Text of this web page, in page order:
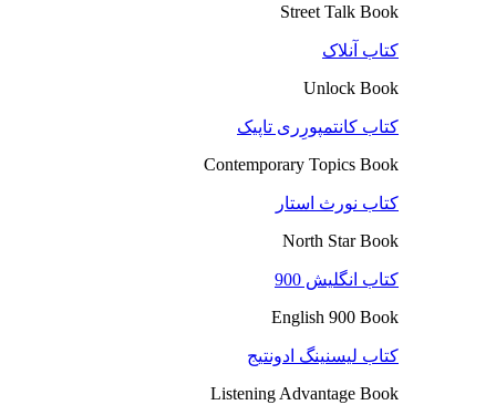
Street Talk Book
کتاب آنلاک
Unlock Book
کتاب کانتمپورِری تاپیک
Contemporary Topics Book
کتاب نورث استار
North Star Book
کتاب انگلیش 900
English 900 Book
کتاب لیسنینگ ادونتیج
Listening Advantage Book